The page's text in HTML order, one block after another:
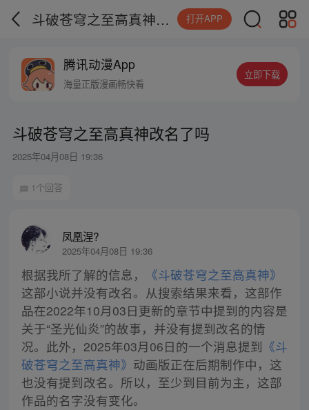
斗破苍穹之至高真神改名了吗 打开APP
腾讯动漫App
海量正版漫画畅快看
立即下载
斗破苍穹之至高真神改名了吗
2025年04月08日 19:36
1个回答
凤凰涅?
2025年04月08日 19:36
根据我所了解的信息，
《斗破苍穹之至高真神》
这部小说并没有改名。从搜索结果来看，这部作
品在2022年10月03日更新的章节中提到的内容是
关于“圣光仙炎”的故事，并没有提到改名的情
况。此外，2025年03月06日的一个消息提到 《斗
破苍穹之至高真神》 动画版正在后期制作中，这
也没有提到改名。所以，至少到目前为主，这部
作品的名字没有变化。